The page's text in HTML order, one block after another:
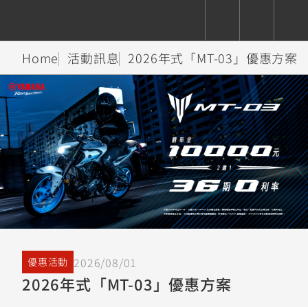
依風格 依排氣量
Super
Sport
Hyper
Naked
Sport
Heritage
YZF-R9
550+
550+
MT-
09
Y-
AMT
MT-
09
550+
XSR
700
550+
依風格 依排氣量
Premium Sport FashionAdventureFamily
TMAX
550+
251~549
CYGNUS
XR
150
CYGNUS
X
Limi
125
BW'S
125
AXIS
Z /
Zii
125
CUXiE
2.5 kw
追蹤愛車
我的愛車 瀏覽紀錄
Home 活動訊息 2026年式「MT-03」優惠方案
優惠活動 2026/08/01
2026年式「MT-03」優惠方案